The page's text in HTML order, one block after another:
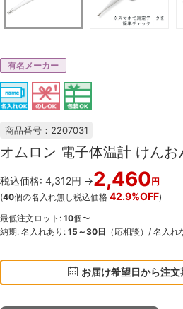
有名メーカー
商品番号：2207031
オムロン 電子体温計 けん
税込価格: 4,312円 →2,460円
(40個の名入れ無し税込価格 42.9%OFF)
最低注文ロット: 10個〜
納期: 名入れあり: 15～30日 （応相談）/ 名入れ
お届け希望日から注